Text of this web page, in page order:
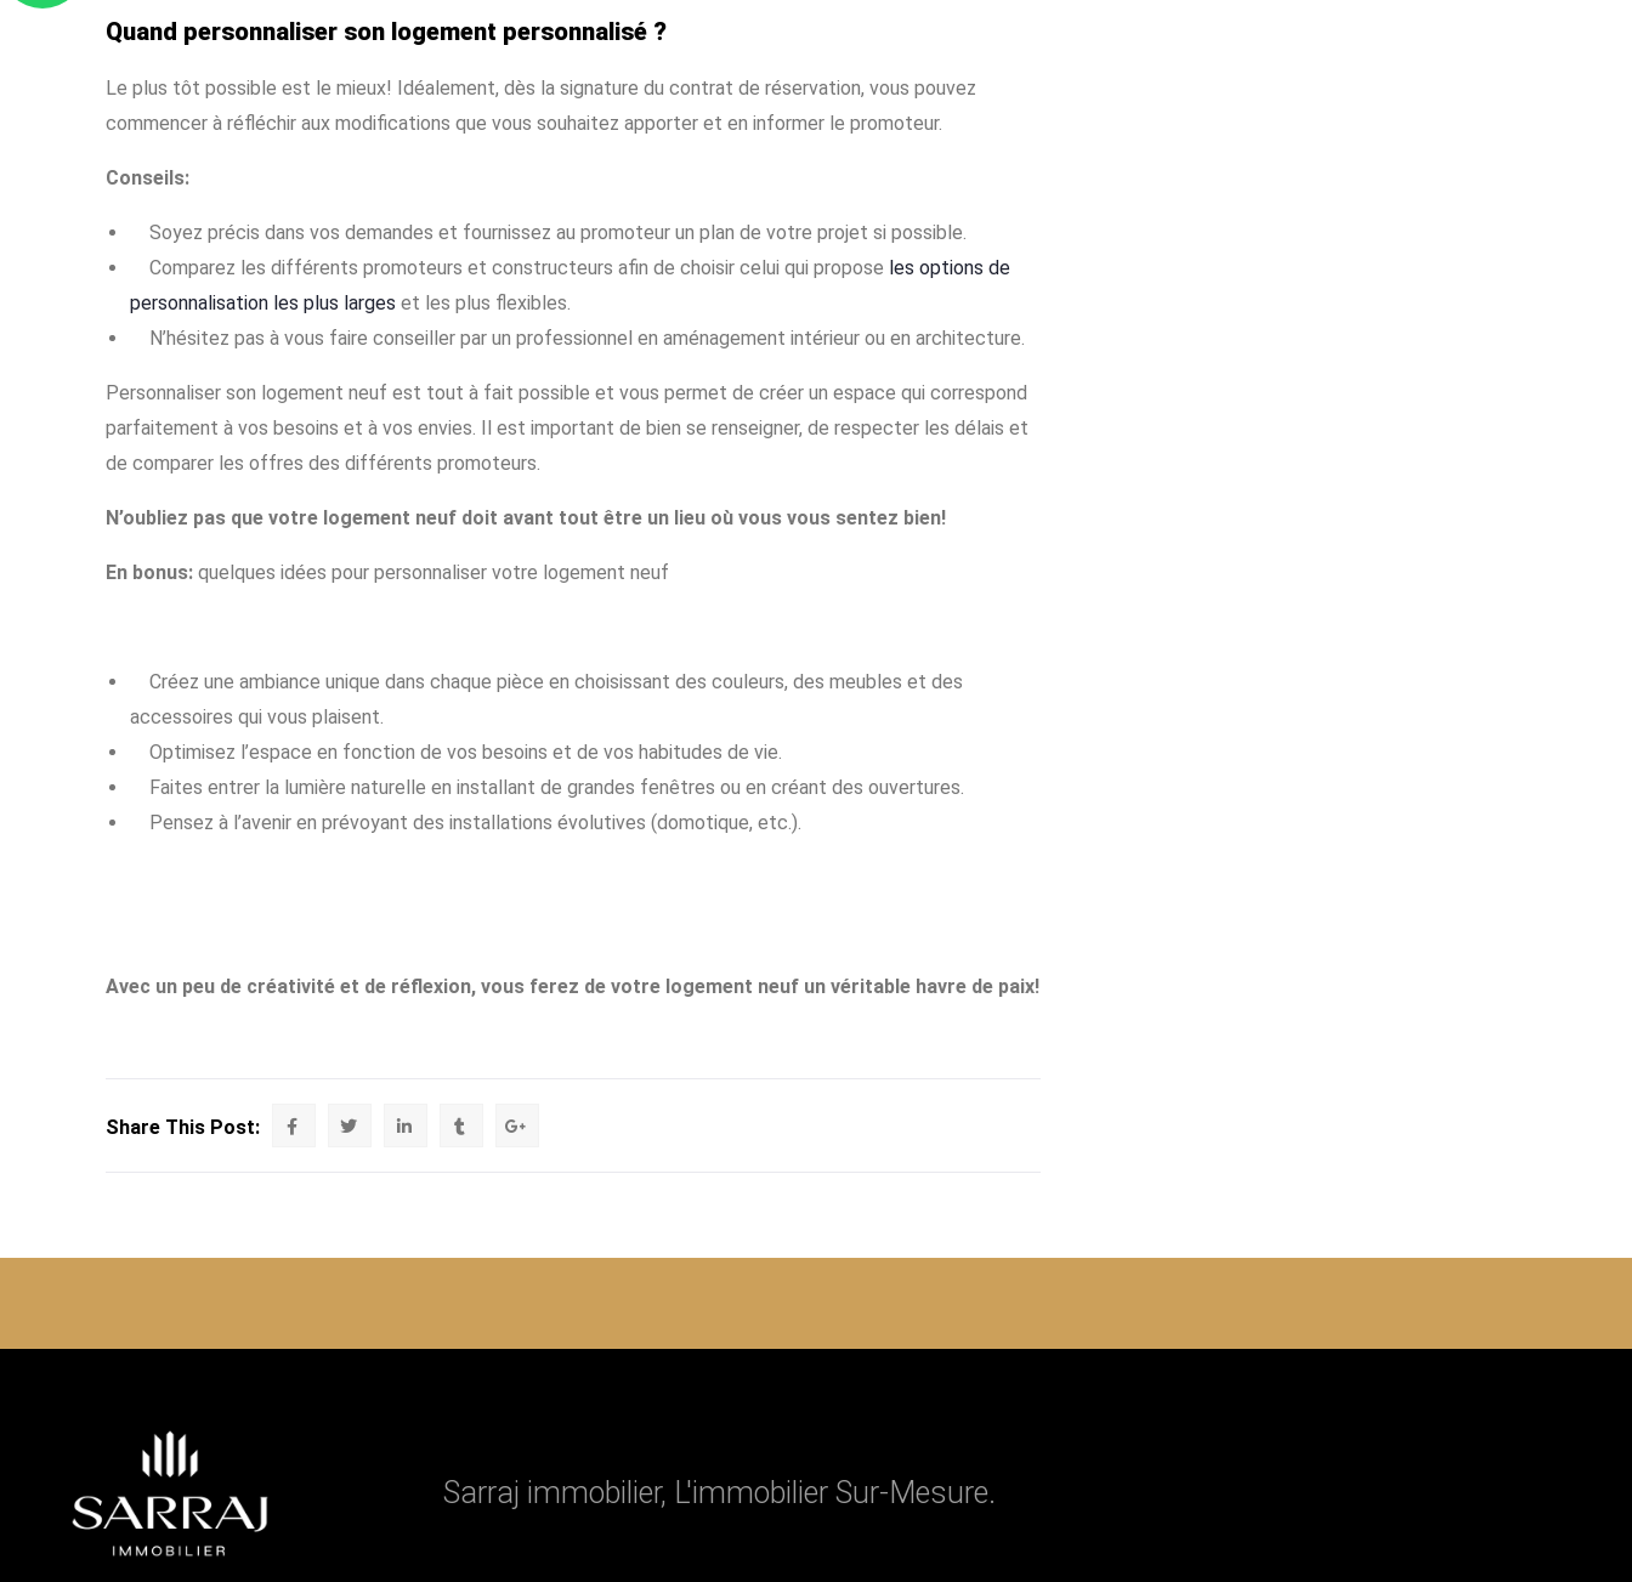
Quand personnaliser son logement personnalisé ?
Le plus tôt possible est le mieux! Idéalement, dès la signature du contrat de réservation, vous pouvez
commencer à réfléchir aux modifications que vous souhaitez apporter et en informer le promoteur.
Conseils:
Soyez précis dans vos demandes et fournissez au promoteur un plan de votre projet si possible.
Comparez les différents promoteurs et constructeurs afin de choisir celui qui propose les options de
personnalisation les plus larges et les plus flexibles.
N’hésitez pas à vous faire conseiller par un professionnel en aménagement intérieur ou en architecture.
Personnaliser son logement neuf est tout à fait possible et vous permet de créer un espace qui correspond
parfaitement à vos besoins et à vos envies. Il est important de bien se renseigner, de respecter les délais et
de comparer les offres des différents promoteurs.
N’oubliez pas que votre logement neuf doit avant tout être un lieu où vous vous sentez bien!
En bonus: quelques idées pour personnaliser votre logement neuf
Créez une ambiance unique dans chaque pièce en choisissant des couleurs, des meubles et des
accessoires qui vous plaisent.
Optimisez l’espace en fonction de vos besoins et de vos habitudes de vie.
Faites entrer la lumière naturelle en installant de grandes fenêtres ou en créant des ouvertures.
Pensez à l’avenir en prévoyant des installations évolutives (domotique, etc.).
Avec un peu de créativité et de réflexion, vous ferez de votre logement neuf un véritable havre de paix!
Share This Post:
Sarraj immobilier, L'immobilier Sur-Mesure.